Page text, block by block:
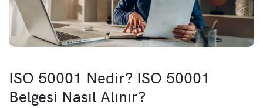
ISO 50001 Nedir? ISO 50001
Belgesi Nasıl Alınır?